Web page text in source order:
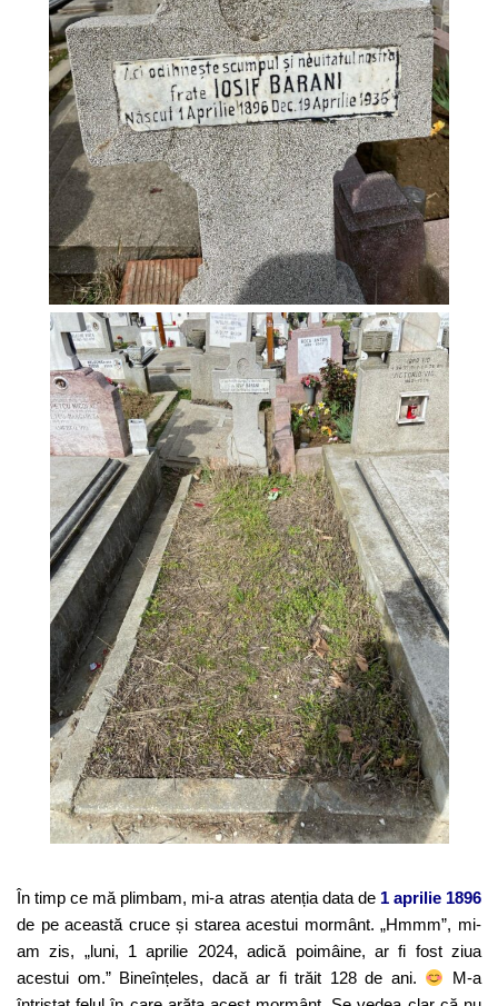
În timp ce mă plimbam, mi-a atras atenția data de 1 aprilie 1896
de pe această cruce și starea acestui mormânt. „Hmmm”, mi-
am zis, „luni, 1 aprilie 2024, adică poimâine, ar fi fost ziua
acestui om.” Bineînțeles, dacă ar fi trăit 128 de ani.
M-a